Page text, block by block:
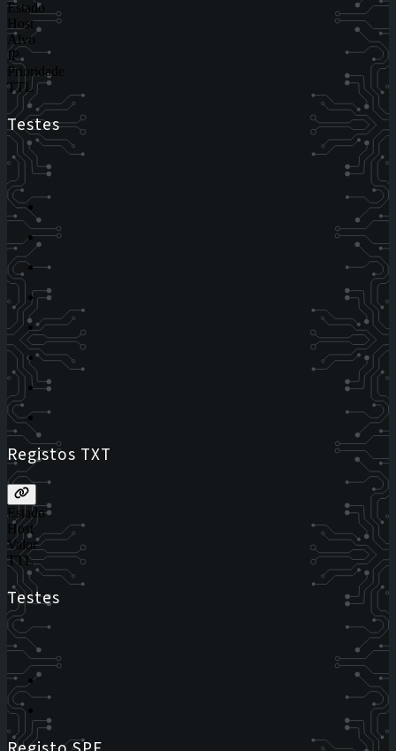
Estado
Host
Alvo
IP
Prioridade
TTL
Testes
Registos TXT
Estado
Host
Valor
TTL
Testes